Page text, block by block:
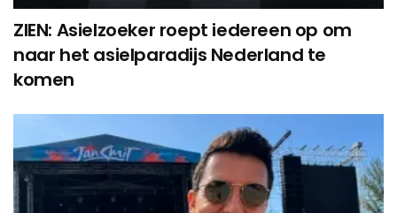
ZIEN: Asielzoeker roept iedereen op om
naar het asielparadijs Nederland te
komen